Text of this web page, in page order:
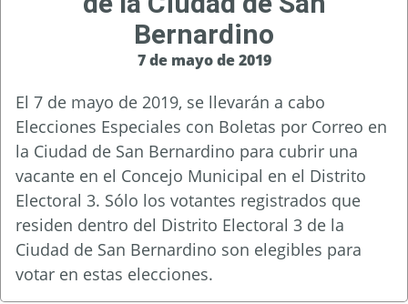
Bernardino
7 de mayo de 2019
El 7 de mayo de 2019, se llevarán a cabo
Elecciones Especiales con Boletas por Correo en
la Ciudad de San Bernardino para cubrir una
vacante en el Concejo Municipal en el Distrito
Electoral 3. Sólo los votantes registrados que
residen dentro del Distrito Electoral 3 de la
Ciudad de San Bernardino son elegibles para
votar en estas elecciones.